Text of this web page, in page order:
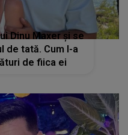
Dinu Maxer și se
de tată. Cum l-a
de fiica ei